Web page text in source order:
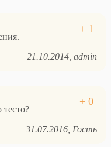
21.10.2014 admin
31.07.2016 Гость